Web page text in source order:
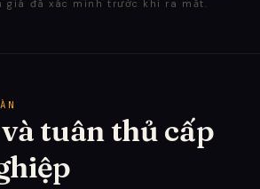
giá đã xác minh trước khi ra mắt.
tuân thủ cấp